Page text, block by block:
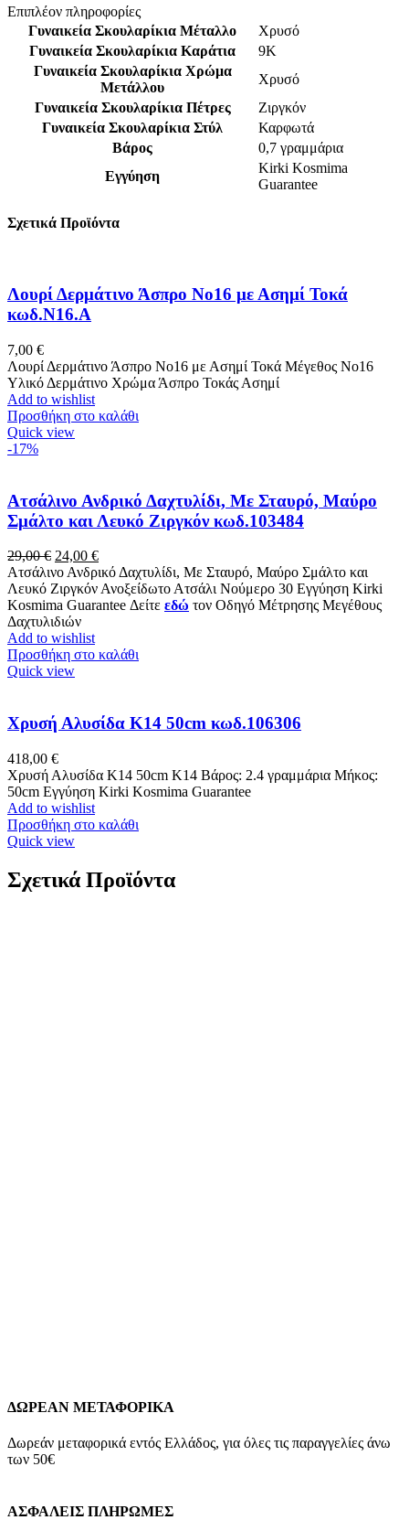
κωδ.109992
ποσότητα
Επιπλέον πληροφορίες
Γυναικεία Σκουλαρίκια Μέταλλο
Χρυσό
Γυναικεία Σκουλαρίκια Καράτια
9K
Γυναικεία Σκουλαρίκια Χρώμα
Μετάλλου
Χρυσό
Γυναικεία Σκουλαρίκια Πέτρες
Ζιργκόν
Γυναικεία Σκουλαρίκια Στύλ
Καρφωτά
Βάρος
0,7 γραμμάρια
Εγγύηση
Kirki Kosmima
Guarantee
Σχετικά Προϊόντα
Λουρί Δερμάτινο Άσπρο No16 με Ασημί Τοκά
κωδ.Ν16.Α
7,00 €
Λουρί Δερμάτινο Άσπρο No16 με Ασημί Τοκά Μέγεθος Νο16
Υλικό Δερμάτινο Χρώμα Άσπρο Τοκάς Ασημί
Add to wishlist
Προσθήκη στο καλάθι
Quick view
-17%
Ατσάλινο Ανδρικό Δαχτυλίδι, Με Σταυρό, Μαύρο
Σμάλτο και Λευκό Ζιργκόν κωδ.103484
29,00€ Original
price
was:
29,00 €.
24,00 €Η
τρέχουσα
τιμή
είναι:
Ατσάλινο Ανδρικό Δαχτυλίδι, Με Σταυρό, Μαύρο Σμάλτο και
Λευκό Ζιργκόν Ανοξείδωτο Ατσάλι Νούμερο 30 Εγγύηση Kirki
Kosmima Guarantee Δείτε εδώ τον Οδηγό Μέτρησης Μεγέθους
Δαχτυλιδιών
Add to wishlist
Προσθήκη στο καλάθι
Quick view
Χρυσή Αλυσίδα Κ14 50cm κωδ.106306
418,00 €
Χρυσή Αλυσίδα Κ14 50cm K14 Βάρος: 2.4 γραμμάρια Μήκος:
50cm Εγγύηση Kirki Kosmima Guarantee
Add to wishlist
Προσθήκη στο καλάθι
Quick view
Σχετικά Προϊόντα
ΔΩΡΕΑΝ ΜΕΤΑΦΟΡΙΚΑ
Δωρεάν μεταφορικά εντός Ελλάδος, για όλες τις παραγγελίες άνω
των 50€
ΑΣΦΑΛΕΙΣ ΠΛΗΡΩΜΕΣ